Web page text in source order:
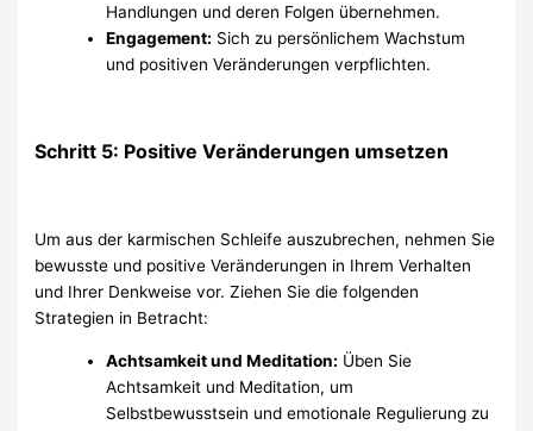
Handlungen und deren Folgen übernehmen.
Engagement: Sich zu persönlichem Wachstum
und positiven Veränderungen verpflichten.
Schritt 5: Positive Veränderungen umsetzen
Um aus der karmischen Schleife auszubrechen, nehmen Sie
bewusste und positive Veränderungen in Ihrem Verhalten
und Ihrer Denkweise vor. Ziehen Sie die folgenden
Strategien in Betracht:
Achtsamkeit und Meditation: Üben Sie
Achtsamkeit und Meditation, um
Selbstbewusstsein und emotionale Regulierung zu